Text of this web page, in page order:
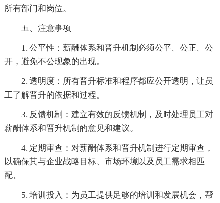
所有部门和岗位。
五、注意事项
1. 公平性：薪酬体系和晋升机制必须公平、公正、公
开，避免不公现象的出现。
2. 透明度：所有晋升标准和程序都应公开透明，让员
工了解晋升的依据和过程。
3. 反馈机制：建立有效的反馈机制，及时处理员工对
薪酬体系和晋升机制的意见和建议。
4. 定期审查：对薪酬体系和晋升机制进行定期审查，
以确保其与企业战略目标、市场环境以及员工需求相匹
配。
5. 培训投入：为员工提供足够的培训和发展机会，帮